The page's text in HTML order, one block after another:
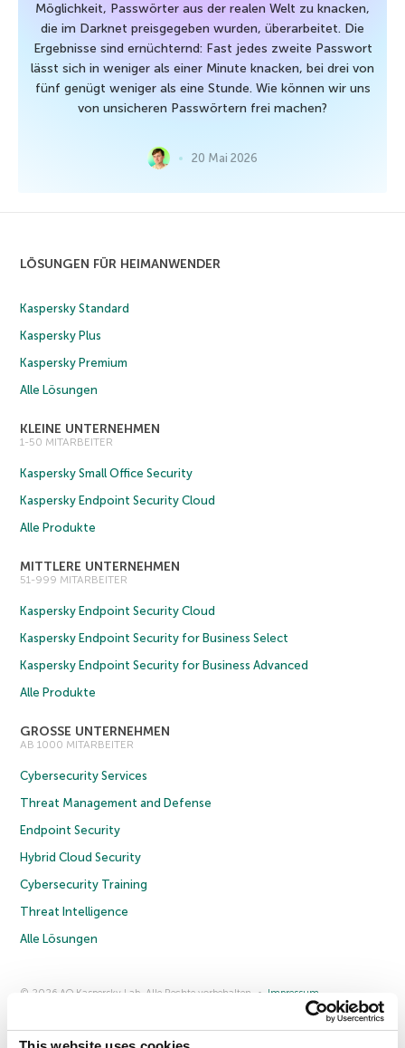
Möglichkeit, Passwörter aus der realen Welt zu knacken,
die im Darknet preisgegeben wurden, überarbeitet. Die
Ergebnisse sind ernüchternd: Fast jedes zweite Passwort
lässt sich in weniger als einer Minute knacken, bei drei von
fünf genügt weniger als eine Stunde. Wie können wir uns
von unsicheren Passwörtern frei machen?
20 Mai 2026
LÖSUNGEN FÜR HEIMANWENDER
Kaspersky Standard
Kaspersky Plus
Kaspersky Premium
Alle Lösungen
KLEINE UNTERNEHMEN
1-50 MITARBEITER
Kaspersky Small Office Security
Kaspersky Endpoint Security Cloud
Alle Produkte
MITTLERE UNTERNEHMEN
51-999 MITARBEITER
Kaspersky Endpoint Security Cloud
Kaspersky Endpoint Security for Business Select
Kaspersky Endpoint Security for Business Advanced
Alle Produkte
GROSSE UNTERNEHMEN
AB 1000 MITARBEITER
Cybersecurity Services
Threat Management and Defense
Endpoint Security
Hybrid Cloud Security
Cybersecurity Training
Threat Intelligence
Alle Lösungen
© 2026 AO Kaspersky Lab. Alle Rechte vorbehalten.
Impressum
Lizenzvereinbarung B2B
Anmeldung zum Newsletter für B2B-Vertriebspartner